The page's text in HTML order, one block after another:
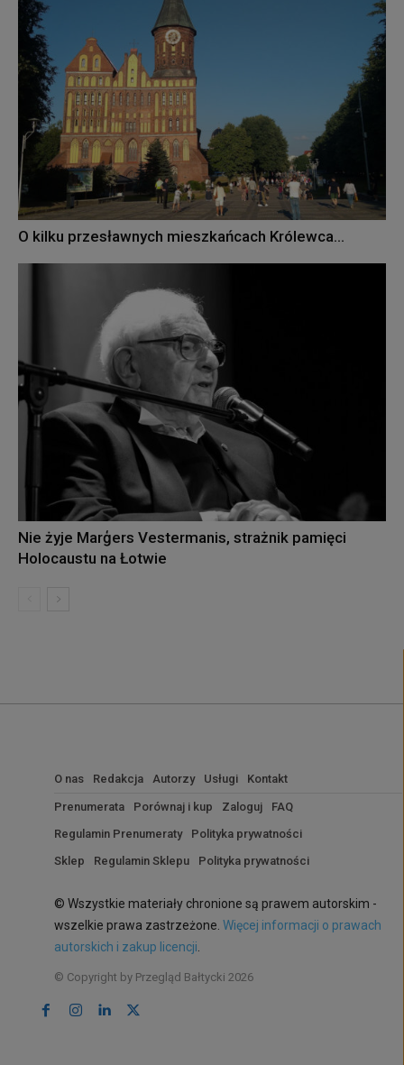
O kilku przesławnych mieszkańcach Królewca…
Nie żyje Marģers Vestermanis, strażnik pamięci
Holocaustu na Łotwie
O nas Redakcja Autorzy Usługi Kontakt
Prenumerata Porównaj i kup Zaloguj
FAQ
Regulamin Prenumeraty
Polityka prywatności
Sklep
Regulamin Sklepu Polityka prywatności
© Wszystkie materiały chronione są prawem autorskim -
wszelkie prawa zastrzeżone. Więcej informacji o prawach
autorskich i zakup licencji
© Copyright by Przegląd Bałtycki 2026